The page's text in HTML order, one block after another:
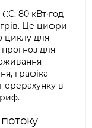
80 кВт·год
Це цифри
циклу для
для
графіка
в